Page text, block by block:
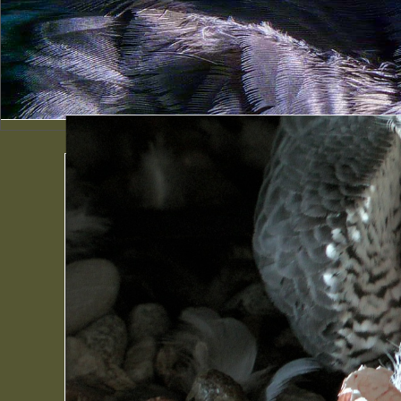
Schlüpfender
Schlüpfender Wanderfalke